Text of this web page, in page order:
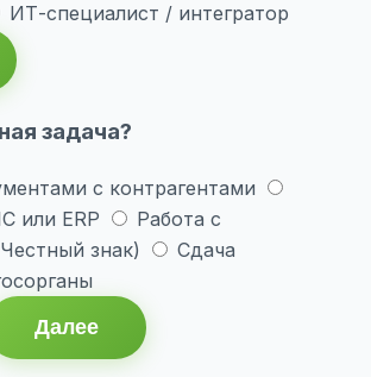
ИТ-специалист / интегратор
задача?
с контрагентами
или ERP
Работа с
знак)
Сдача
Далее